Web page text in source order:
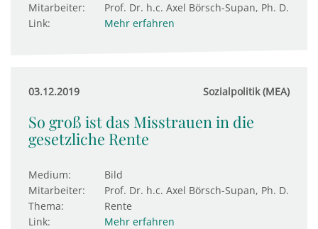
Mitarbeiter:
Prof. Dr. h.c. Axel Börsch-Supan, Ph. D.
Link:
Mehr erfahren
03.12.2019 Sozialpolitik (MEA)
So groß ist das Misstrauen in die
gesetzliche Rente
Medium:
Bild
Mitarbeiter:
Prof. Dr. h.c. Axel Börsch-Supan, Ph. D.
Thema:
Rente
Link:
Mehr erfahren